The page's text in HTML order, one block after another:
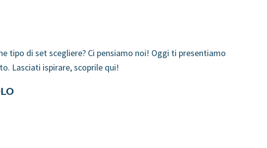
tipo di set scegliere? Ci pensiamo noi! Oggi ti presentiamo
Lasciati ispirare, scoprile qui!